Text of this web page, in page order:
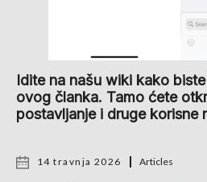
Idite na našu wiki kako
ovog članka. Tamo ćete
postavljanje i druge korisne
14 travnja 2026 Articles